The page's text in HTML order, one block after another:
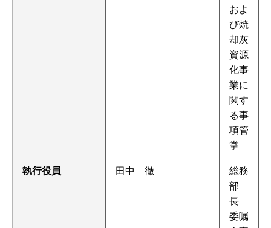
およ
び焼
却灰
資源
化事
業に
関す
る事
項管
掌
執行役員 田中 徹
総務
部
長
委嘱